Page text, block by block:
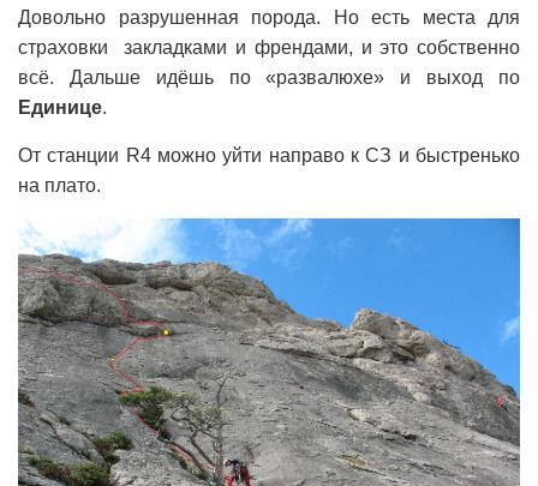
Довольно разрушенная порода. Но есть места для
страховки закладками и френдами, и это собственно
всё. Дальше идёшь по «развалюхе» и выход по
Единице.
От станции R4 можно уйти направо к СЗ и быстренько
на плато.